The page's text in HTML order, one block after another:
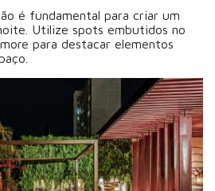
é fundamental para criar um
Utilize spots embutidos no
para destacar elementos